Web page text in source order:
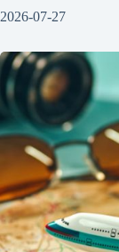
2026-07-27